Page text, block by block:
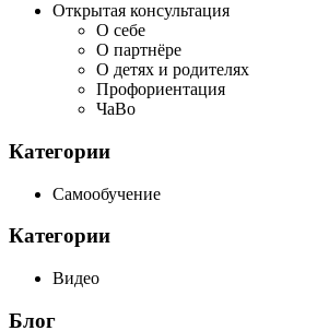
Открытая консультация
О себе
О партнёре
О детях и родителях
Профориентация
ЧаВо
Категории
Самообучение
Категории
Видео
Блог